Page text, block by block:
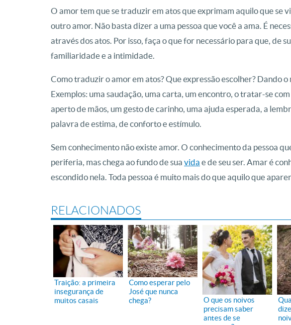
O amor tem que se traduzir em atos que exprimam aquilo que se
outro amor. Não basta dizer a uma pessoa que você a ama. É
através dos atos. Por isso, faça o que for necessário para que, de
familiaridade e a intimidade.
Como traduzir o amor em atos? Que expressão escolher? Dando o
Exemplos: uma saudação, uma carta, um encontro, o tratar-se
aperto de mãos, um gesto de carinho, uma ajuda esperada, a
palavra de estima, de conforto e estímulo.
Sem conhecimento não existe amor. O conhecimento da pessoa
periferia, mas chega ao fundo de sua vida e de seu ser. Amar é
escondido nela. Toda pessoa é muito mais do que aquilo que
RELACIONADOS
Traição: a primeira
insegurança de
muitos casais
Como esperar pelo
José que nunca
chega?
O que os noivos
precisam saber
antes de se